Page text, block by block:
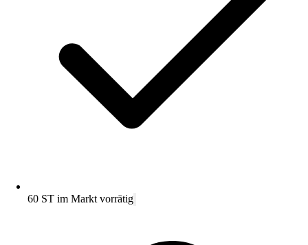
60 ST im Markt vorrätig